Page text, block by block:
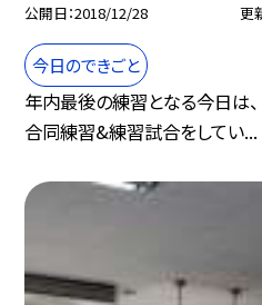
公開日 2018/12/28 更
今日のできごと
年内最後の練習となる今日は
合同練習&練習試合をしてい...